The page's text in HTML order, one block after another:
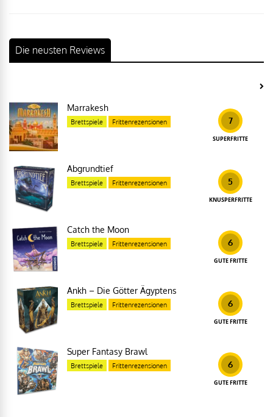
Die neusten Reviews
7
SUPERFRITTE
Marrakesh
Brettspiele Frittenrezensionen
5
KNUSPERFRITTE
Abgrundtief
Brettspiele Frittenrezensionen
6
GUTE FRITTE
Catch the Moon
Brettspiele Frittenrezensionen
6
GUTE FRITTE
Ankh – Die Götter Ägyptens
Brettspiele Frittenrezensionen
6
GUTE FRITTE
Super Fantasy Brawl
Brettspiele Frittenrezensionen